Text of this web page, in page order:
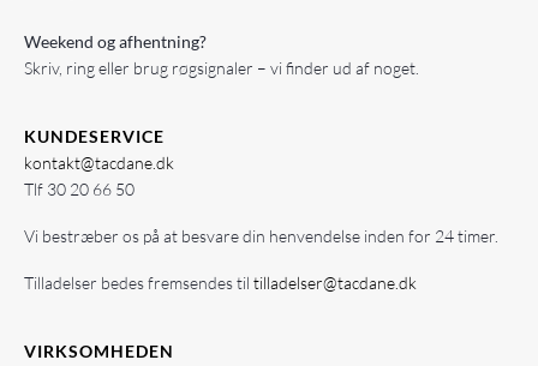
Weekend og afhentning?
Skriv, ring eller brug røgsignaler – vi finder ud af noget.
KUNDESERVICE
kontakt@tacdane.dk
Tlf 30 20 66 50
Vi bestræber os på at besvare din henvendelse inden for 24 timer.
Tilladelser bedes fremsendes til tilladelser@tacdane.dk
VIRKSOMHEDEN